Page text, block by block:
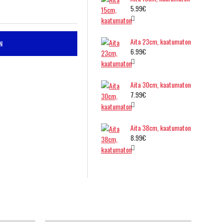
5.99€
Aita 23cm, kaatumaton
6.99€
Aita 30cm, kaatumaton
7.99€
Aita 38cm, kaatumaton
8.99€